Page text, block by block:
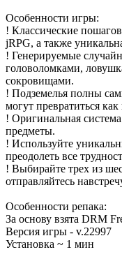
Особенности игры:
! Классические
jRPG, а также
! Генерируемые
головоломками,
сокровищами.
! Подземелья полны
могут превратиться
! Оригинальная
предметы.
! Используйте
преодолеть все
! Выбирайте трех из
отправляйтесь
Особенности репака:
За основу взята DRM
Версия игры - v.22997
Установка ~ 1 мин